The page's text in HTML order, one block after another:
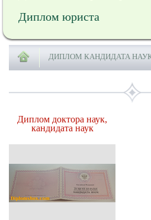
Диплом юриста
ДИПЛОМ КАНДИДАТА
Диплом доктора наук,
кандидата наук